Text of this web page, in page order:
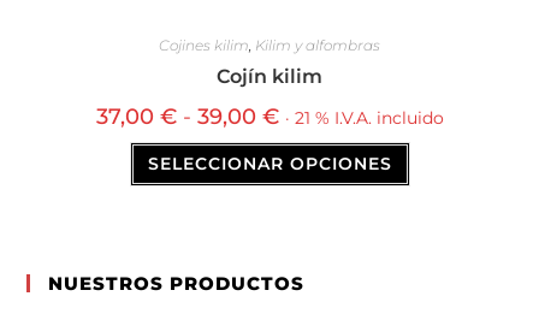
Cojines kilim, Kilim y alfombras
Cojín kilim
37,00 € - 39,00 € · 21 % I.V.A. incluido
SELECCIONAR OPCIONES
NUESTROS PRODUCTOS